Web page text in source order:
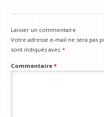
Laisser un commentaire
Votre adresse e-mail ne sera pas
sont indiqués avec*
Commentaire*